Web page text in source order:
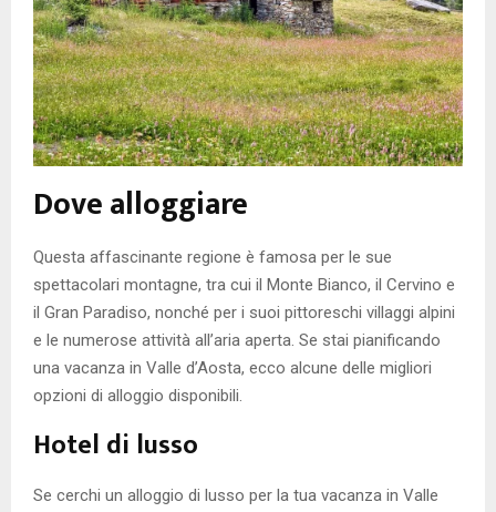
Dove alloggiare
Questa affascinante regione è famosa per le sue
spettacolari montagne, tra cui il Monte Bianco, il Cervino e
il Gran Paradiso, nonché per i suoi pittoreschi villaggi alpini
e le numerose attività all’aria aperta. Se stai pianificando
una vacanza in Valle d’Aosta, ecco alcune delle migliori
opzioni di alloggio disponibili.
Hotel di lusso
Se cerchi un alloggio di lusso per la tua vacanza in Valle